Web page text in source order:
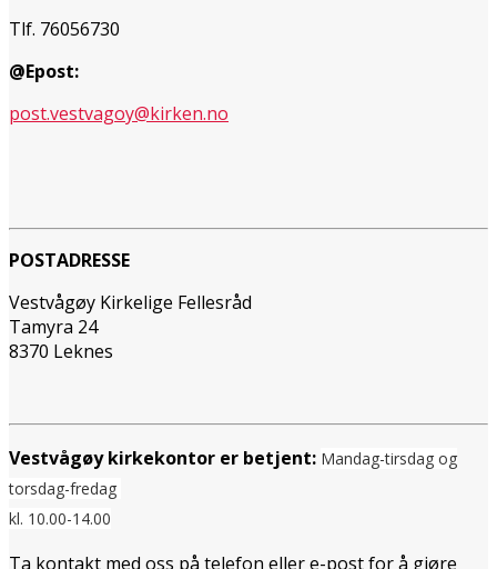
Tlf. 76056730
@Epost:
post.vestvagoy@kirken.no
POSTADRESSE
Vestvågøy Kirkelige Fellesråd
Tamyra 24
8370 Leknes
Vestvågøy kirkekontor er betjent: Mandag-tirsdag og
torsdag-fredag
kl. 10.00-14.00
Ta kontakt med oss på telefon eller e-post for å gjøre